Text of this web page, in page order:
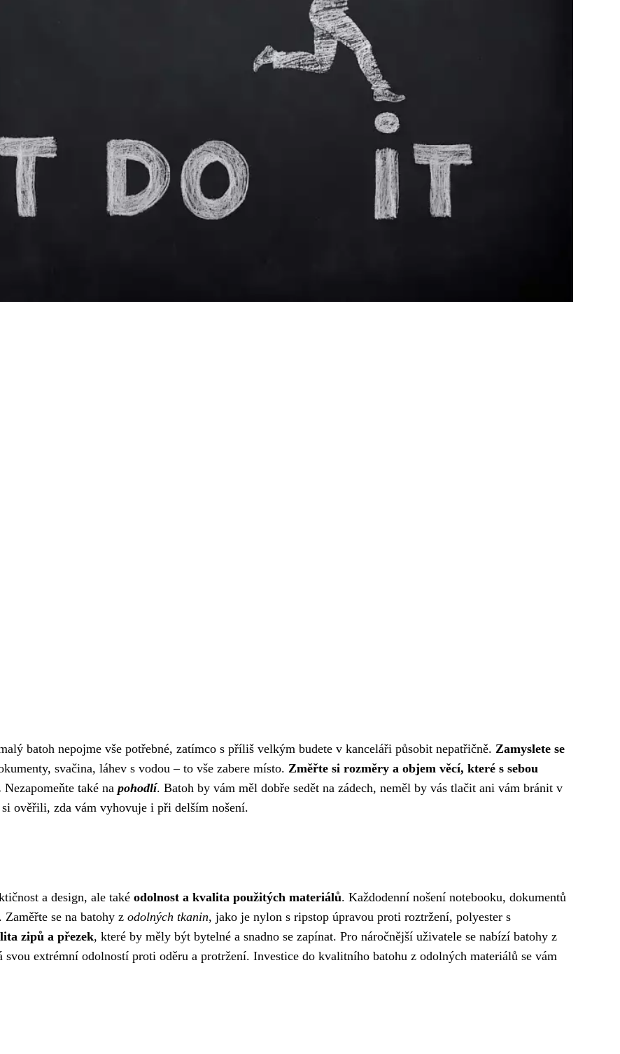
batoh nepojme vše potřebné, zatímco s příliš velkým budete v kanceláři působit nepatřičně. Zamyslete se
svačina, láhev s vodou – to vše zabere místo. Změřte si rozměry a objem věcí, které s sebou
Nezapomeňte také na pohodlí. Batoh by vám měl dobře sedět na zádech, neměl by vás tlačit ani vám bránit v
ověřili, zda vám vyhovuje i při delším nošení.
a design, ale také odolnost a kvalita použitých materiálů. Každodenní nošení notebooku, dokumentů
se na batohy z odolných tkanin, jako je nylon s ripstop úpravou proti roztržení, polyester s
zipů a přezek, které by měly být bytelné a snadno se zapínat. Pro náročnější uživatele se nabízí batohy z
extrémní odolností proti oděru a protržení. Investice do kvalitního batohu z odolných materiálů se vám